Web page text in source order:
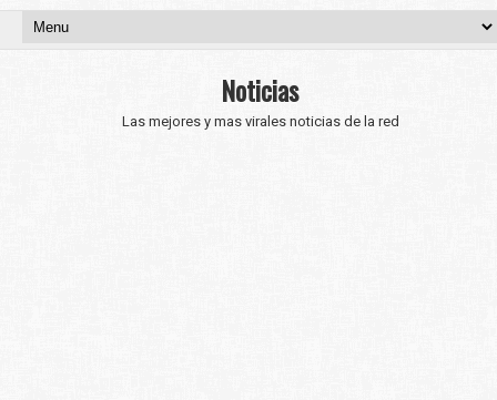
Noticias
Las mejores y mas virales noticias de la red